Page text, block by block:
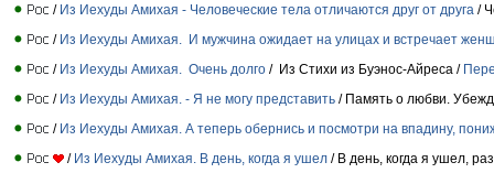
/ Из Иехуды Амихая - Человеческие тела отличаются друг от друга /
/ Из Иехуды Амихая. И мужчина ожидает на улицах и встречает
/ Из Иехуды Амихая. Очень долго / Из Стихи из Буэнос-Айреса /
/ Из Иехуды Амихая. - Я не могу представить / Память о любви.
/ Из Иехуды Амихая. А теперь обернись и посмотри на впадину,
/ Из Иехуды Амихая. В день, когда я ушел / В день, когда я ушел,